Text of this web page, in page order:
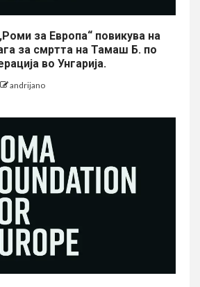
за Европа“ повикува на
за смртта на Тамаш Б. по
во Унгарија.
andrijano